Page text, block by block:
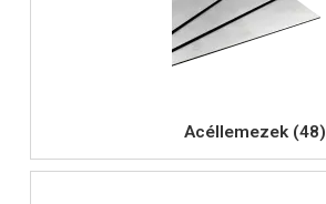
Acéllemezek (48)